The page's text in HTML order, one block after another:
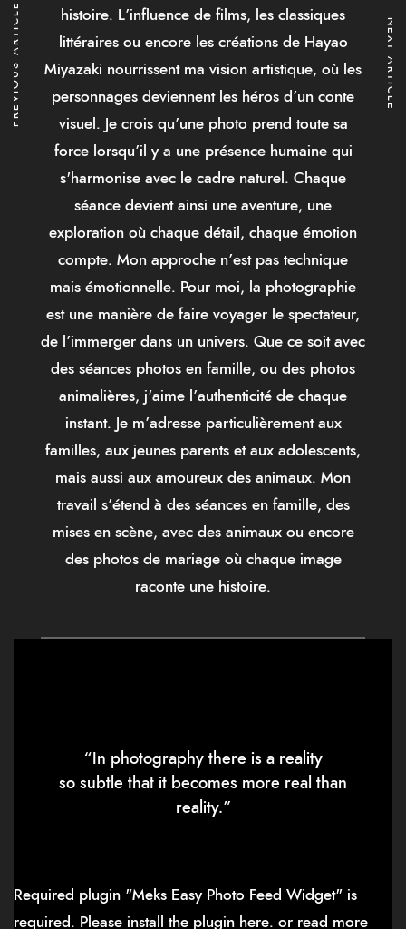
histoire. L’influence de films, les classiques
littéraires ou encore les créations de Hayao
Miyazaki nourrissent ma vision artistique, où les
personnages deviennent les héros d’un conte
visuel. Je crois qu’une photo prend toute sa
force lorsqu’il y a une présence humaine qui
s'harmonise avec le cadre naturel. Chaque
séance devient ainsi une aventure, une
exploration où chaque détail, chaque émotion
compte. Mon approche n’est pas technique
mais émotionnelle. Pour moi, la photographie
est une manière de faire voyager le spectateur,
de l’immerger dans un univers. Que ce soit avec
des séances photos en famille, ou des photos
animalières, j'aime l’authenticité de chaque
instant. Je m’adresse particulièrement aux
familles, aux jeunes parents et aux adolescents,
mais aussi aux amoureux des animaux. Mon
travail s’étend à des séances en famille, des
mises en scène, avec des animaux ou encore
des photos de mariage où chaque image
raconte une histoire.
PREVIOUS ARTICLE NEXT ARTICLE
“In photography there is a reality
so subtle that it becomes more real than
reality.”
Required plugin "Meks Easy Photo Feed Widget" is
required. Please install the plugin here. or read more